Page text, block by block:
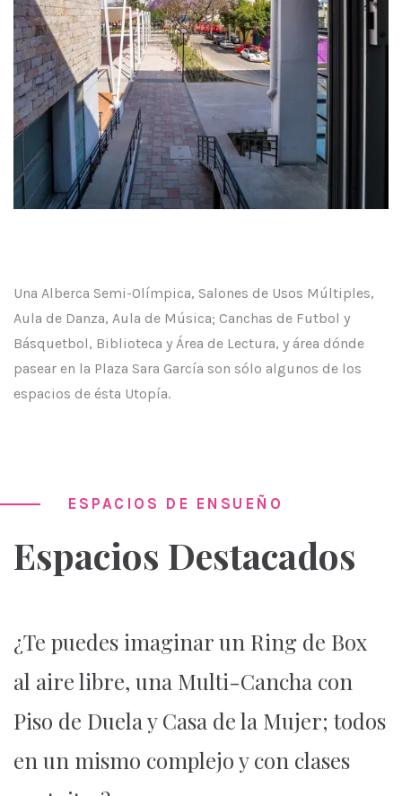
Una Alberca Semi-Olímpica, Salones de Usos Múltiples,
Aula de Danza, Aula de Música; Canchas de Futbol y
Básquetbol, Biblioteca y Área de Lectura, y área dónde
pasear en la Plaza Sara García son sólo algunos de los
espacios de ésta Utopía.
ESPACIOS DE ENSUEÑO
Espacios Destacados
¿Te puedes imaginar un Ring de Box
al aire libre, una Multi-Cancha con
Piso de Duela y Casa de la Mujer; todos
en un mismo complejo y con clases